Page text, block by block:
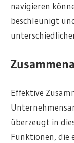
navigieren
beschleunigt
Effektive
überzeugt in
Funktionen, die